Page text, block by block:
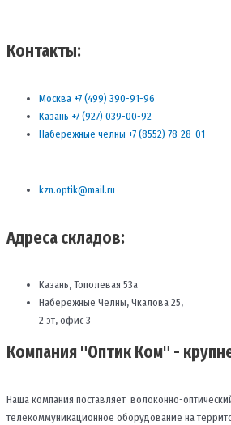
Контакты:
Москва +7 (499) 390-91-96
Казань +7 (927) 039-00-92
Набережные челны +7 (8552) 78-28-01
kzn.optik@mail.ru
Адреса складов:
Казань, Тополевая 53а
Набережные Челны, Чкалова 25,
2 эт, офис 3
Компания "Оптик Ком" -
Наша компания поставляет волоконно-
телекоммуникационное оборудование на